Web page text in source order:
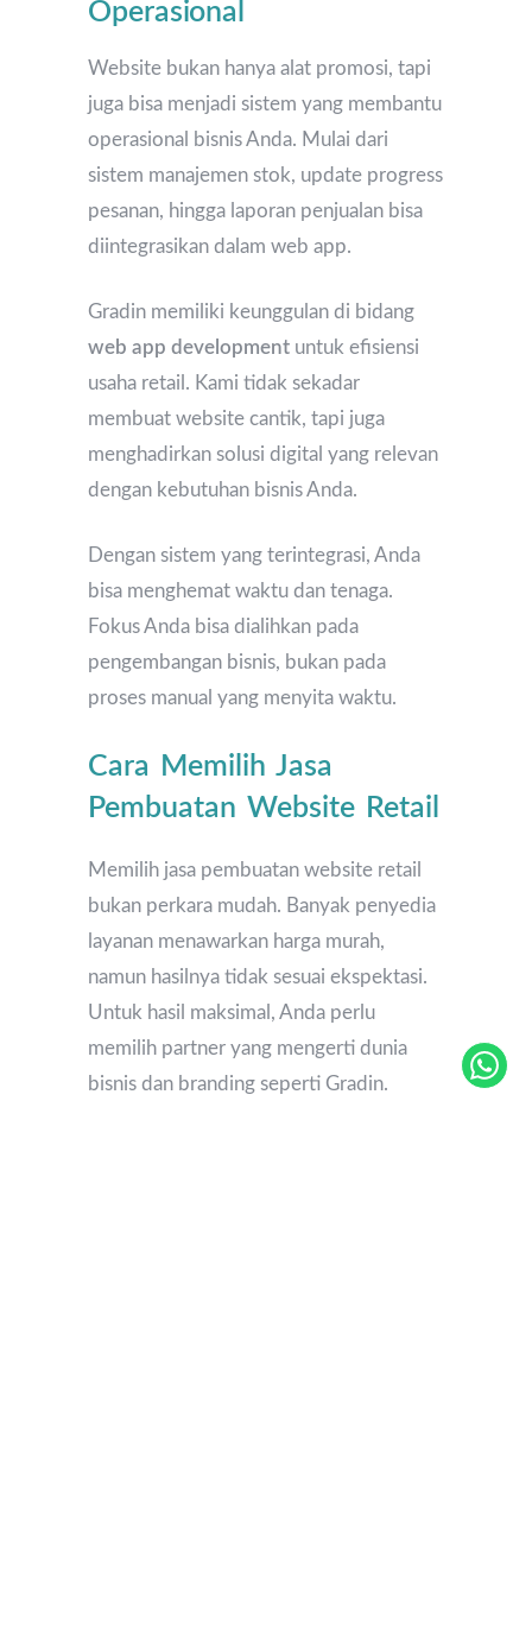
Operasional
Website bukan hanya alat promosi, tapi
juga bisa menjadi sistem yang membantu
operasional bisnis Anda. Mulai dari
sistem manajemen stok, update progress
pesanan, hingga laporan penjualan bisa
diintegrasikan dalam web app.
Gradin memiliki keunggulan di bidang
web app development untuk efisiensi
usaha retail. Kami tidak sekadar
membuat website cantik, tapi juga
menghadirkan solusi digital yang relevan
dengan kebutuhan bisnis Anda.
Dengan sistem yang terintegrasi, Anda
bisa menghemat waktu dan tenaga.
Fokus Anda bisa dialihkan pada
pengembangan bisnis, bukan pada
proses manual yang menyita waktu.
Cara Memilih Jasa
Pembuatan Website Retail
Memilih jasa pembuatan website retail
bukan perkara mudah. Banyak penyedia
layanan menawarkan harga murah,
namun hasilnya tidak sesuai ekspektasi.
Untuk hasil maksimal, Anda perlu
memilih partner yang mengerti dunia
bisnis dan branding seperti Gradin.